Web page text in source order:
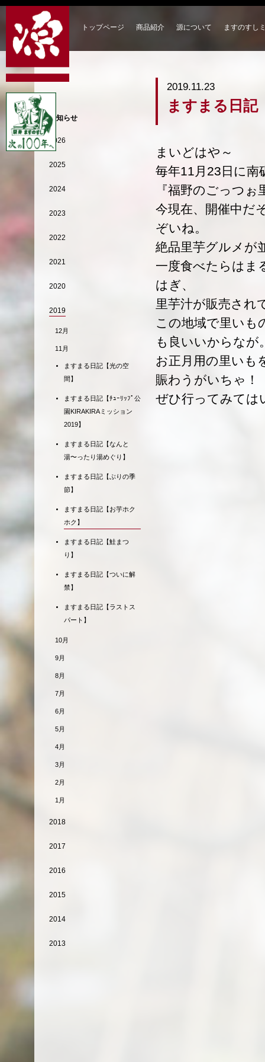
トップページ 商品紹介 源について ますのすし
2019.11.23
ますまる日記
まいどはや～
毎年11月23日に南
『福野のごっつ
今現在、開催中だ
ぞいね。
絶品里芋グルメが
一度食べたらはま
はぎ、
里芋汁が販売され
この地域で里いも
も良いいからなが
お正月用の里いも
賑わうがいちゃ！
ぜひ行ってみては
お知らせ
2026
2025
2024
2023
2022
2021
2020
2019
12月
11月
ますまる日記【光の空
間】
ますまる日記【ﾁｭｰﾘｯﾌﾟ公
園KIRAKIRAミッション
2019】
ますまる日記【なんと
湯〜ったり湯めぐり】
ますまる日記【ぶりの季
節】
ますまる日記【お芋ホク
ホク】
ますまる日記【鮭まつ
り】
ますまる日記【ついに解
禁】
ますまる日記【ラストス
パート】
10月
9月
8月
7月
6月
5月
4月
3月
2月
1月
2018
2017
2016
2015
2014
2013